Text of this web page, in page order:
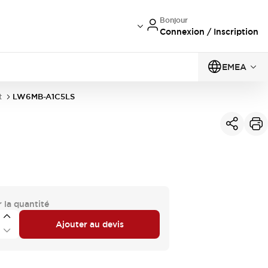
Bonjour
Connexion / Inscription
EMEA
LW6MB-A1C5LS
la quantité
Ajouter au devis